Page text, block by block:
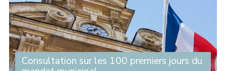
Consultation sur les 100 premiers jours du